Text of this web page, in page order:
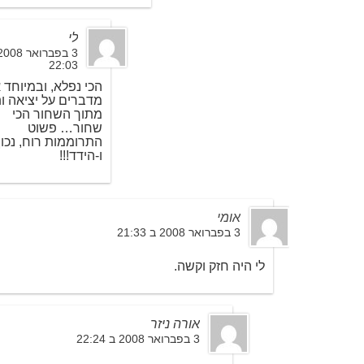
לי
22:03
הכי נפלא,
מדברים על יציאה
מתוך השחור הכי
שחור… פשוט
התרוממות רוח,
ו-הידד!!!
אומי
3 בפברואר 2008 ב 21:33
לי היה חזק וקשה.
אורה ניזר
3 בפברואר 2008 ב 22:24